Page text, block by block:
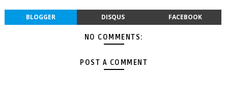
BLOGGER DISQUS FACEBOOK
NO COMMENTS:
POST A COMMENT